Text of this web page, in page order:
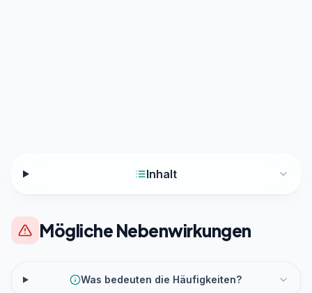
Inhalt
Mögliche Nebenwirkungen
Was bedeuten die Häufigkeiten?